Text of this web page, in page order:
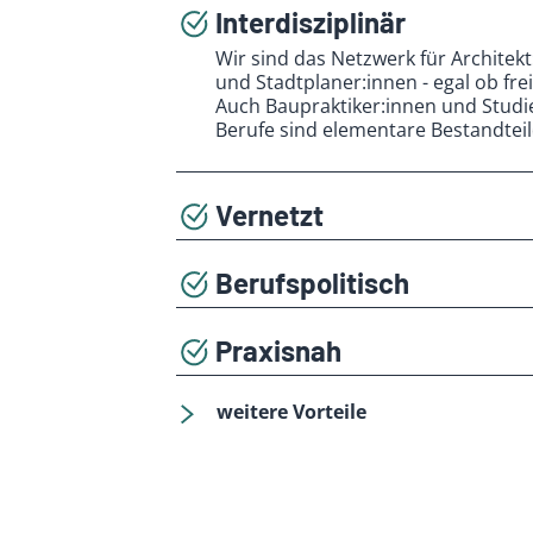
Interdisziplinär
Wir sind das Netzwerk für
und Stadtplaner:innen - egal ob
Auch Baupraktiker:innen und
Berufe sind elementare
Vernetzt
hohem fachlichen Niveau. Über
Landesverbände ergeben sich
Berufspolitisch
Entscheidungsgremien aktiv und
die berufspolitischen Interessen
Praxisnah
Weiterbildungen an. Sie sind
weitere Vorteile